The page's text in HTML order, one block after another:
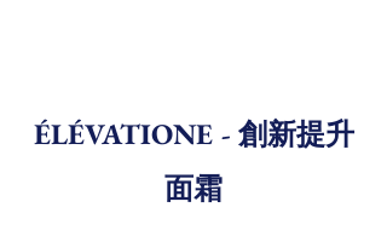
ÉLÉVATIONE - 創新提升
面霜